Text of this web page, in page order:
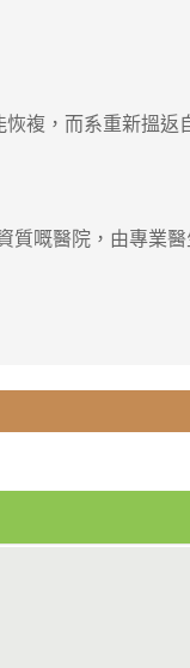
複，而系重新搵返
質嘅醫院，由專業醫